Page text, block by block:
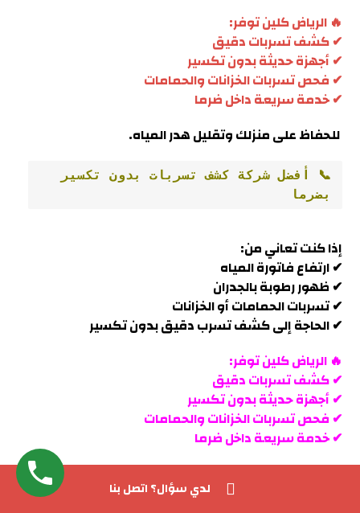
🔥 الرياض كلين توفر:
✔ كشف تسربات دقيق
✔ أجهزة حديثة بدون تكسير
✔ فحص تسربات الخزانات والحمامات
✔ خدمة سريعة داخلضرما
للحفاظ على منزلك وتقليل هدر المياه.
بضرما
إذا كنت تعاني من:
✔ ارتفاع فاتورة المياه
✔ ظهور رطوبة بالجدران
✔ تسربات الحمامات أو الخزانات
✔ الحاجة إلى كشف تسرب دقيق بدون تكسير
🔥 الرياض كلين توفر:
✔ كشف تسربات دقيق
✔ أجهزة حديثة بدون تكسير
✔ فحص تسربات الخزانات والحمامات
✔ خدمة سريعة داخلضرما
لدي سؤال؟ اتصل بنا